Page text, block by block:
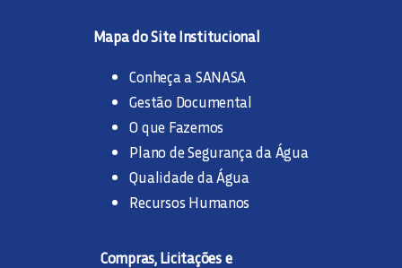
Mapa do Site Institucional
Conheça a SANASA
Gestão Documental
O que Fazemos
Plano de Segurança da Água
Qualidade da Água
Recursos Humanos
Compras, Licitações e